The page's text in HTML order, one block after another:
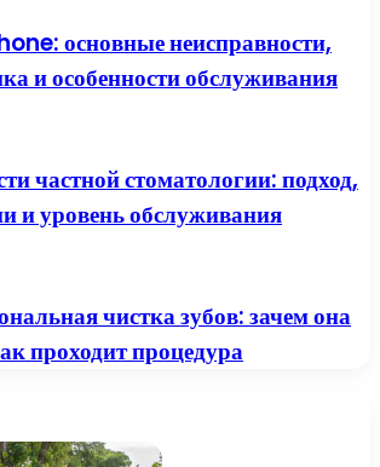
основные неисправности,
и особенности обслуживания
частной стоматологии: подход,
и уровень обслуживания
чистка зубов: зачем она
проходит процедура